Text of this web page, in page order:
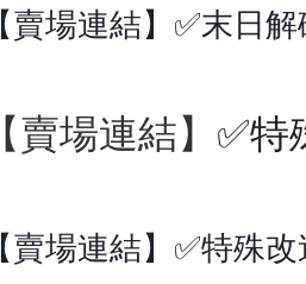
【賣場連結】✅末日
【賣場連結】 ✅
【賣場連結】✅特殊